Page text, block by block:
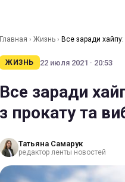
Главная › Жизнь › Все заради
ЖИЗНЬ 22 июля 2021 · 20:53
Все заради
з прокату та
Татьяна Самарук
редактор ленты новостей